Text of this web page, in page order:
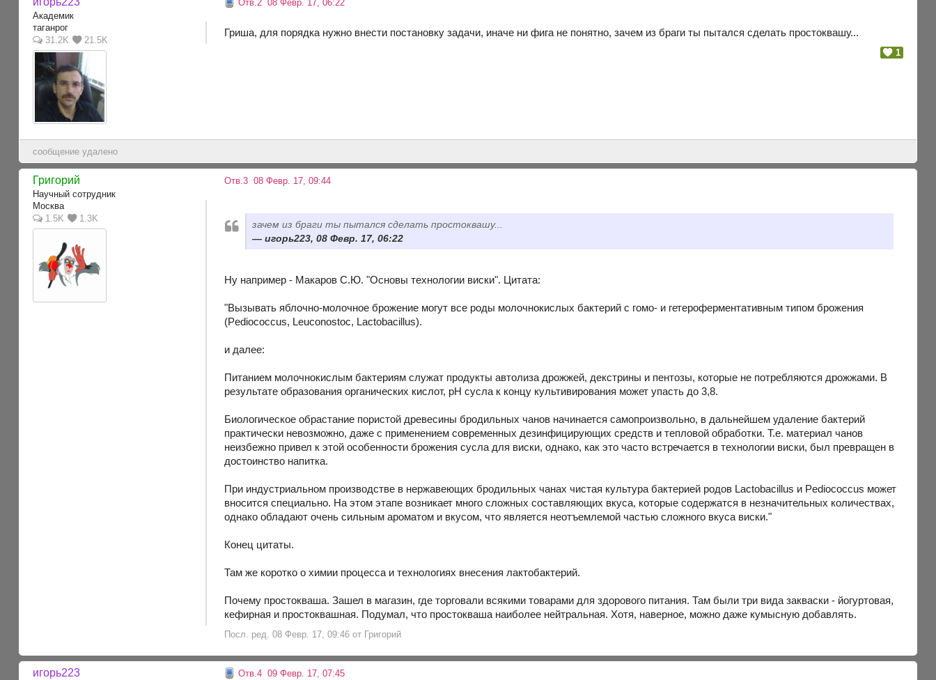
Академик
таганрог
31.2K
21.5K
Отв.2 08 Февр. 17, 06:22
Гриша, для порядка нужно внести постановку задачи, иначе ни фига не понятно, зачем из браги ты пытался сделать простоквашу...
1
сообщение удалено
Григорий
Научный сотрудник
Москва
1.5K
1.3K
Отв.3 08 Февр. 17, 09:44
зачем из браги ты пытался сделать простоквашу...
игорь223, 08 Февр. 17, 06:22
Ну например - Макаров С.Ю. "Основы технологии виски". Цитата:
"Вызывать яблочно-молочное брожение могут все роды молочнокислых бактерий с гомо- и гетероферментативным типом брожения
(Pediococcus, Leuconostoc, Lactobacillus).
и далее:
Питанием молочнокислым бактериям служат продукты автолиза дрожжей, декстрины и пентозы, которые не потребляются дрожжами. В
результате образования органических кислот, pH сусла к концу культивирова­ния может упасть до 3,8.
Биологическое обрастание пористой древесины бродильных чанов начинается самопроизвольно, в дальнейшем удаление бактерий
практически невозможно, даже с применением современных дезинфицирующих средств и тепловой обработки. Т.е. материал чанов
неизбежно привел к этой особенности брожения сусла для виски, однако, как это часто встречается в технологии виски, был превращен в
достоинство напитка.
При индустриальном производстве в нержавеющих бродильных чанах чистая культура бактерией родов Lactobacillus и Pediococcus может
вносится специально. На этом этапе возникает много сложных составляющих вкуса, которые содержатся в незначительных количествах,
однако обладают очень сильным ароматом и вкусом, что является неотъемлемой частью сложного вкуса виски."
Конец цитаты.
Там же коротко о химии процесса и технологиях внесения лактобактерий.
Почему простокваша. Зашел в магазин, где торговали всякими товарами для здорового питания. Там были три вида закваски - йогуртовая,
кефирная и простоквашная. Подумал, что простокваша наиболее нейтральная. Хотя, наверное, можно даже кумысную добавлять.
Посл. ред. 08 Февр. 17, 09:46 от Григорий
игорь223 Отв.4 09 Февр. 17, 07:45